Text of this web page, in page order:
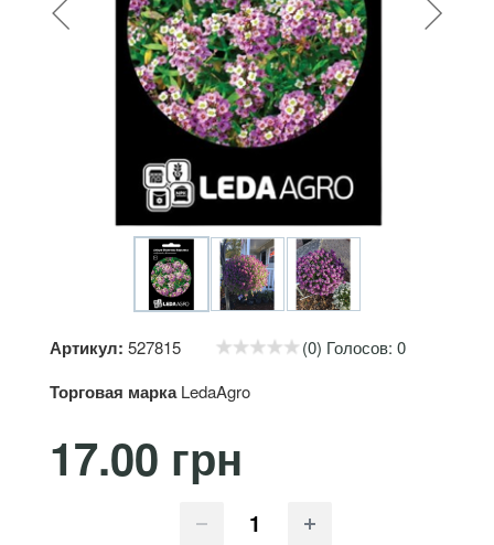
Артикул: 527815 (0) Голосов: 0
Торговая марка LedaAgro
17.00 грн